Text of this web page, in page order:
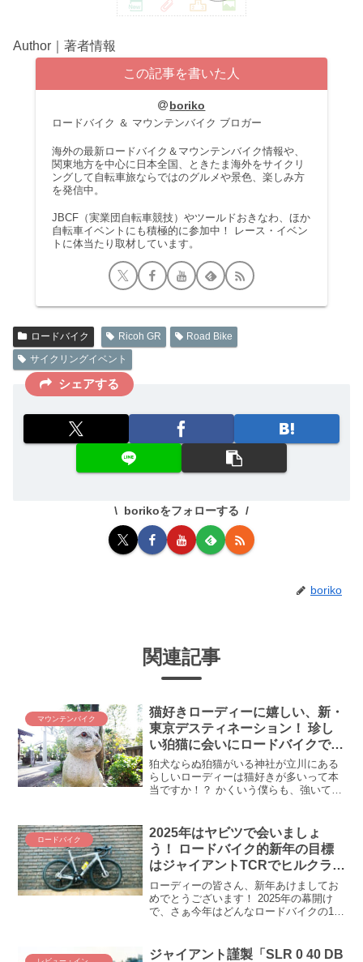
Author｜著者情報
この記事を書いた人
boriko
ロードバイク ＆ マウンテンバイク ブロガー
海外の最新ロードバイク＆マウンテンバイク情報や、
関東地方を中心に日本全国、ときたま海外をサイクリ
ングして自転車旅ならではのグルメや景色、楽しみ方
を発信中。
JBCF（実業団自転車競技）やツールドおきなわ、ほか
自転車イベントにも積極的に参加中！ レース・イベン
トに体当たり取材しています。
ロードバイク Ricoh GR
Road Bike
サイクリングイベント
シェアする
borikoをフォローする
boriko
関連記事
マウンテンバイク
猫好きローディーに嬉しい、新・
東京デスティネーション！ 珍し
い狛猫に会いにロードバイクで行
ってみよう(ﾟ∀ﾟ)！
狛犬ならぬ狛猫がいる神社が立川にある
らしいローディーは猫好きが多いって本
当ですか！？ かくいう僕らも、強いて言
な猫好きさん・・・というか猫そのもの
にご利益がある（...
ロードバイク
2025年はヤビツで会いましょ
う！ ロードバイク的新年の目標
はジャイアントTCRでヒルクライ
ムの自己ベスト更新を目指す！
ローディーの皆さん、新年あけましてお
めでとうございます！ 2025年の幕開け
で、さぁ今年はどんなロードバイクの1年
り！ boriko的2025年のロードバイク目標
ジャイアント謹製「SLR 0 40 DB